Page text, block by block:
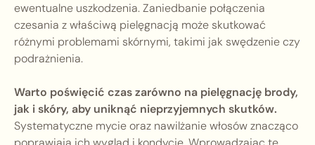
ewentualne uszkodzenia. Zaniedbanie połączenia
czesania z właściwą pielęgnacją może skutkować
różnymi problemami skórnymi, takimi jak swędzenie czy
podrażnienia.
Warto poświęcić czas zarówno na pielęgnację brody,
jak i skóry, aby uniknąć nieprzyjemnych skutków.
Systematyczne mycie oraz nawilżanie włosów znacząco